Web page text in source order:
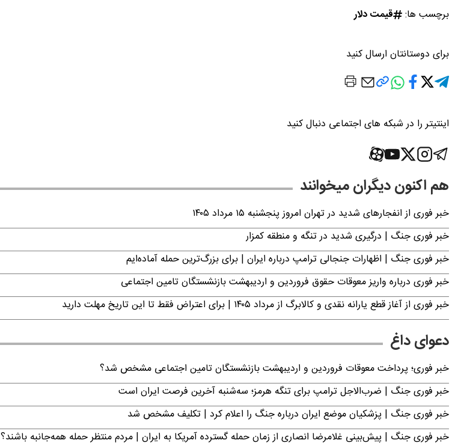
برچسب ها: قیمت دلار
برای دوستانتان ارسال کنید
اینتیتر را در شبکه های اجتماعی دنبال کنید
هم اکنون دیگران میخوانند
خبر فوری از انفجارهای شدید در تهران امروز پنجشنبه ۱۵ مرداد ۱۴۰۵
خبر فوری جنگ | درگیری شدید در تنگه و منطقه کمزار
خبر فوری جنگ | اظهارات جنجالی ترامپ درباره ایران | برای بزرگ‌ترین حمله آماده‌ایم
خبر فوری درباره واریز معوقات حقوق فروردین و اردیبهشت بازنشستگان تامین اجتماعی
خبر فوری از آغاز قطع یارانه نقدی و کالابرگ از مرداد ۱۴۰۵ | برای اعتراض فقط تا این تاریخ مهلت دارید
دعوای داغ
خبر فوری؛ پرداخت معوقات فروردین و اردیبهشت بازنشستگان تامین اجتماعی مشخص شد؟
خبر فوری جنگ | ضرب‌الاجل ترامپ برای تنگه هرمز؛ سه‌شنبه آخرین فرصت ایران است
خبر فوری جنگ | پزشکیان موضع ایران درباره جنگ را اعلام کرد | تکلیف مشخص شد
خبر فوری جنگ | پیش‌بینی غلامرضا انصاری از زمان حمله گسترده آمریکا به ایران | مردم منتظر حمله همه‌جانبه باشند؟